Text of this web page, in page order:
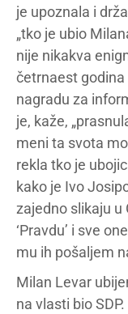
je upoznala i
„tko je ubio
nije nikakva
četrnaest
nagradu za
je, kaže,
meni ta svota
rekla tko je
kako je Ivo
zajedno slikaju u
‘Pravdu’ i sve
mu ih pošaljem
Milan Levar
na vlasti bio SDP.